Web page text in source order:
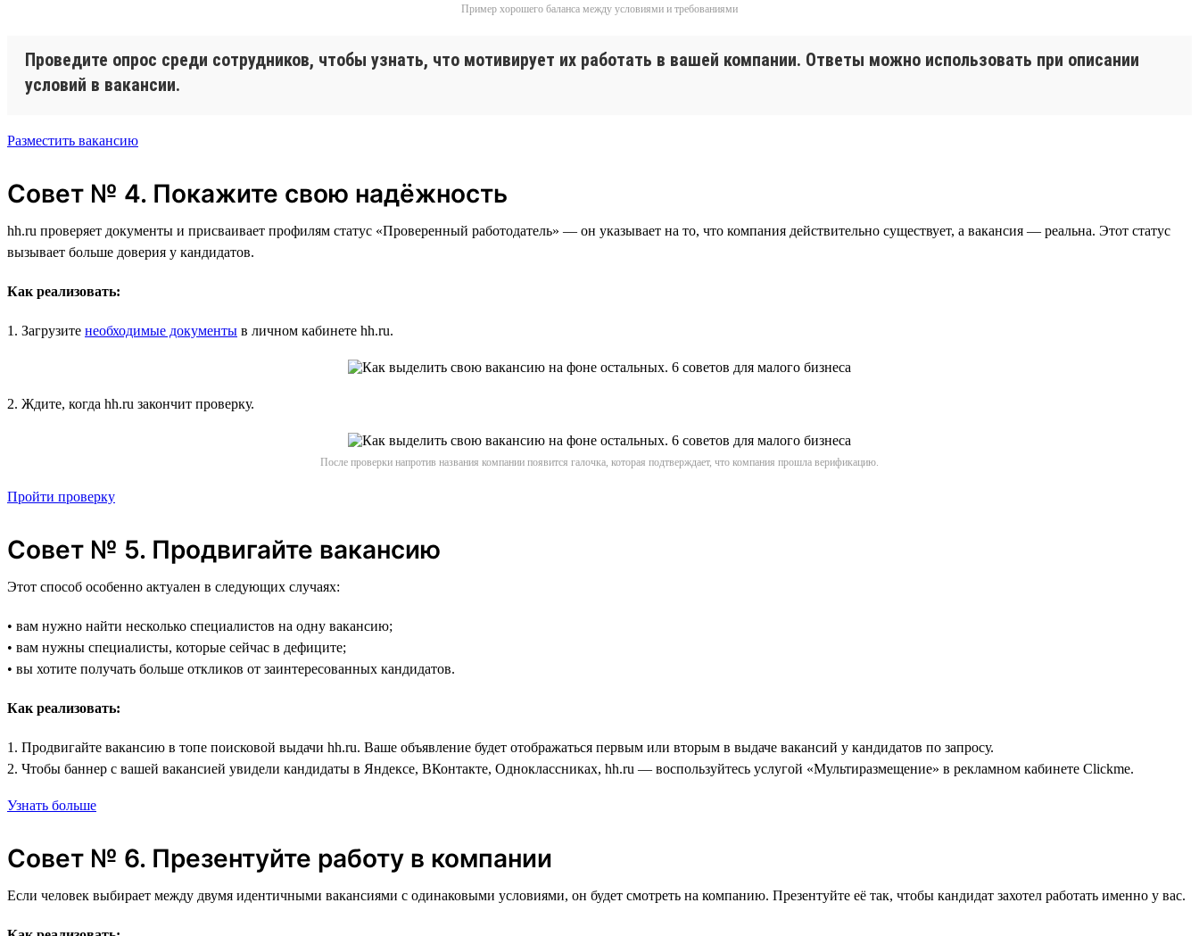
Пример хорошего баланса между условиями и требованиями
Проведите опрос среди сотрудников, чтобы узнать, что мотивирует их работать в вашей компании. Ответы можно использовать при описании
условий в вакансии.
Разместить вакансию
Совет № 4. Покажите свою надёжность
hh.ru проверяет документы и присваивает профилям статус «Проверенный работодатель» — он указывает на то, что компания действительно существует, а вакансия — реальна. Этот статус
вызывает больше доверия у кандидатов.
Как реализовать:
1. Загрузите необходимые документы в личном кабинете hh.ru.
2. Ждите, когда hh.ru закончит проверку.
После проверки напротив названия компании появится галочка, которая подтверждает, что компания прошла верификацию.
Пройти проверку
Совет № 5. Продвигайте вакансию
Этот способ особенно актуален в следующих случаях:
• вам нужно найти несколько специалистов на одну вакансию;
• вам нужны специалисты, которые сейчас в дефиците;
• вы хотите получать больше откликов от заинтересованных кандидатов.
Как реализовать:
1. Продвигайте вакансию в топе поисковой выдачи hh.ru. Ваше объявление будет отображаться первым или вторым в выдаче вакансий у кандидатов по запросу.
2. Чтобы баннер с вашей вакансией увидели кандидаты в Яндексе, ВКонтакте, Одноклассниках, hh.ru — воспользуйтесь услугой «Мультиразмещение» в рекламном кабинете Clickme.
Узнать больше
Совет № 6. Презентуйте работу в компании
Если человек выбирает между двумя идентичными вакансиями с одинаковыми условиями, он будет смотреть на компанию. Презентуйте её так, чтобы кандидат захотел работать именно у вас.